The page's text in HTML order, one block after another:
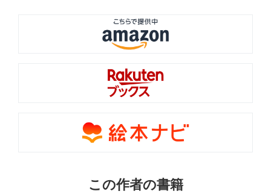
この作者の書籍